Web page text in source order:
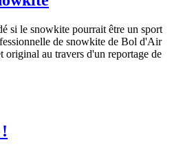
si le snowkite pourrait être un sport
de snowkite de Bol d'Air
original au travers d'un reportage de